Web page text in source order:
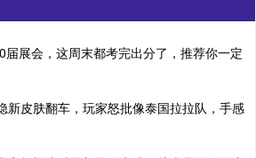
展会，这周末都考完出分了，推荐你一定
新皮肤翻车，玩家怒批像泰国拉拉队，手感